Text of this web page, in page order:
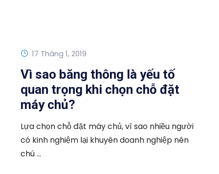
17 Tháng 1, 2019
Vì sao băng thông là yếu tố
quan trọng khi chọn chỗ đặt
máy chủ?
Lựa chọn chỗ đặt máy chủ, vì sao nhiều người
có kinh nghiệm lại khuyên doanh nghiệp nên
chú ...